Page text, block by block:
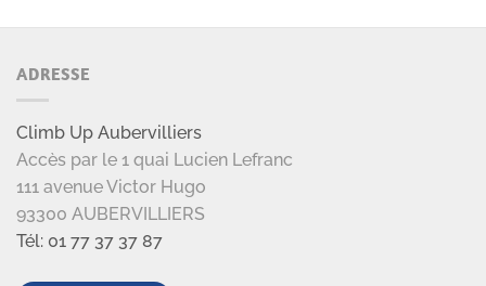
ADRESSE
Climb Up Aubervilliers
Accès par le 1 quai Lucien Lefranc
111 avenue Victor Hugo
93300 AUBERVILLIERS
Tél: 01 77 37 37 87